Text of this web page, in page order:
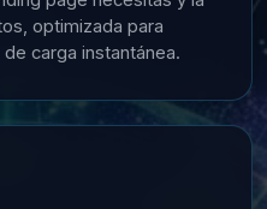
optimizada para
carga instantánea.